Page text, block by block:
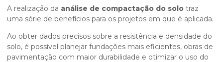
A realização da análise de compactação do solo traz
uma série de benefícios para os projetos em que é aplicada.
Ao obter dados precisos sobre a resistência e densidade do
solo, é possível planejar fundações mais eficientes, obras de
pavimentação com maior durabilidade e otimizar o uso do